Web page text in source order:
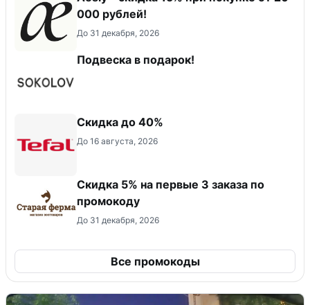
000 рублей!
До 31 декабря, 2026
Подвеска в подарок!
Скидка до 40%
До 16 августа, 2026
Скидка 5% на первые 3 заказа по
промокоду
До 31 декабря, 2026
Все промокоды